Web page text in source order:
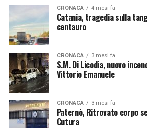
CRONACA 4 mesi fa
Catania, tragedia sulla
centauro
CRONACA 3 mesi fa
S.M. Di Licodia, nuovo
Vittorio Emanuele
CRONACA 3 mesi fa
Paternò, Ritrovato corpo
Cutura